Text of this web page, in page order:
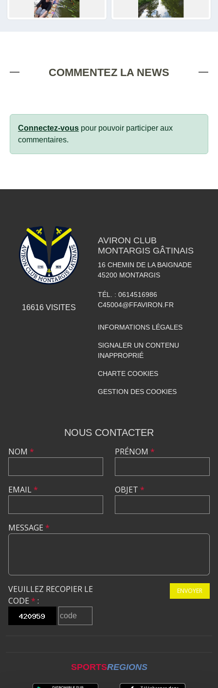
COMMENTEZ LA NEWS
Connectez-vous pour pouvoir participer aux
commentaires.
16616VISITES
AVIRON CLUB
MONTARGIS GÂTINAIS
16 CHEMIN DE LA BAIGNADE
45200 MONTARGIS
TÉL. : 0614516986
C45004@FFAVIRON.FR
INFORMATIONS LÉGALES
SIGNALER UN CONTENU
INAPPROPRIÉ
CHARTE COOKIES
GESTION DES COOKIES
NOUS CONTACTER
NOM *
EMAIL*
PRÉNOM *
OBJET *
MESSAGE *
VEUILLEZ RECOPIER LE
CODE * :
ENVOYER
SPORTSREGIONS